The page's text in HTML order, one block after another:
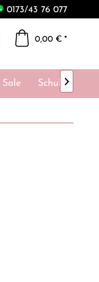
0173/43 76 077
0,00 € *
Sale Schulungen
